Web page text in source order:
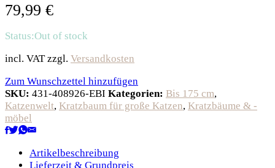
79,99 €
Status:Out of stock
incl. VAT zzgl. Versandkosten
Zum Wunschzettel hinzufügen
SKU: 431-408926-EBI Kategorien: Bis 175 cm,
Katzenwelt, Kratzbaum für große Katzen, Kratzbäume & -
möbel
Artikelbeschreibung
Lieferzeit & Grundpreis